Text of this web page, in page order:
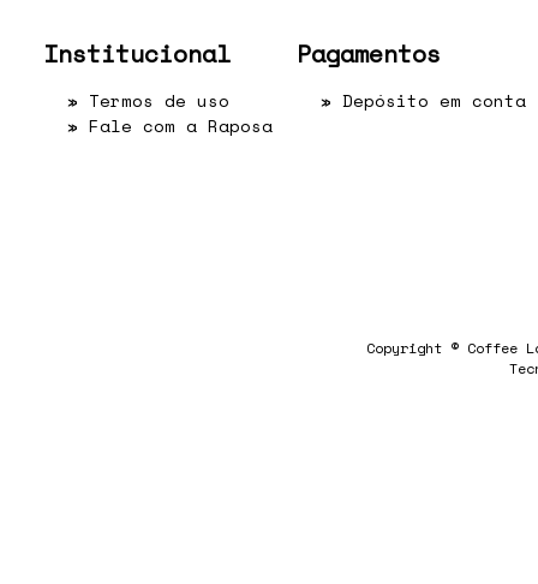
Institucional
» Termos de uso
» Fale com a Raposa
Pagamentos
» Depósito em conta
Copyright © Coffee